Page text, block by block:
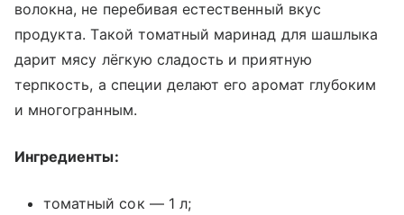
волокна, не перебивая естественный вкус
продукта. Такой томатный маринад для шашлыка
дарит мясу лёгкую сладость и приятную
терпкость, а специи делают его аромат глубоким
и многогранным.
Ингредиенты:
томатный сок — 1 л;